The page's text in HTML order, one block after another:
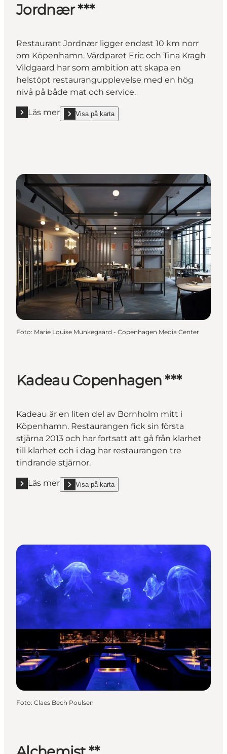
Jordnær ***
Restaurant Jordnær ligger endast 10 km norr
om Köpenhamn. Värdparet Eric och Tina Kragh
Vildgaard har som ambition att skapa en
helstöpt restaurangupplevelse med en hög
nivå på både mat och service.
Läs mer
Läs mer "Jordnær ***"
Visa på karta
show Jordnær *** on_map
Foto: Marie Louise Munkegaard - Copenhagen Media Center
Kadeau Copenhagen ***
Kadeau är en liten del av Bornholm mitt i
Köpenhamn. Restaurangen fick sin första
stjärna 2013 och har fortsatt att gå från klarhet
till klarhet och i dag har restaurangen tre
tindrande stjärnor.
Läs mer
Läs mer "Kadeau Copenhagen ***"
Visa på karta
show Kadeau Copenhagen *** on_map
Foto: Claes Bech Poulsen